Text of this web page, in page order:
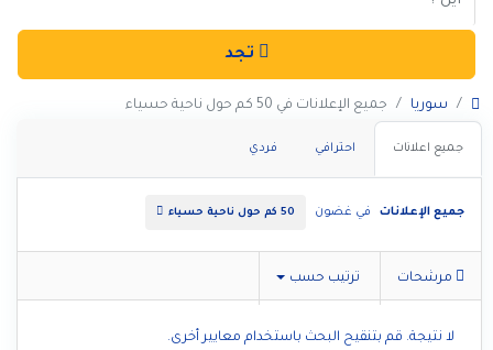
تجد
سوريا جميع الإعلانات في 50 كم حول ناحية حسياء
جميع اعلانات احترافي فردي
جميع الإعلانات في غضون 50 كم حول ناحية حسياء
مرشحات ترتيب حسب
لا نتيجة. قم بتنقيح البحث باستخدام معايير أخرى.